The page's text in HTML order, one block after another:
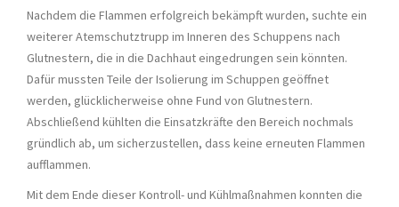
Nachdem die Flammen erfolgreich bekämpft wurden, suchte ein
weiterer Atemschutztrupp im Inneren des Schuppens nach
Glutnestern, die in die Dachhaut eingedrungen sein könnten.
Dafür mussten Teile der Isolierung im Schuppen geöffnet
werden, glücklicherweise ohne Fund von Glutnestern.
Abschließend kühlten die Einsatzkräfte den Bereich nochmals
gründlich ab, um sicherzustellen, dass keine erneuten Flammen
aufflammen.
Mit dem Ende dieser Kontroll- und Kühlmaßnahmen konnten die